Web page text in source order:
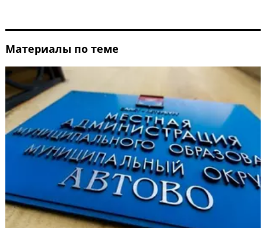
Материалы по теме